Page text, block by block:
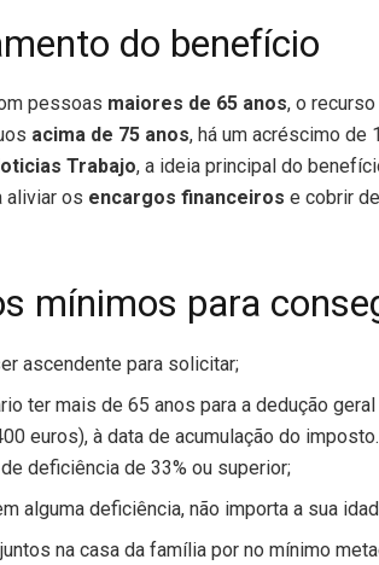
do benefício
pessoas maiores de 65 anos, o
acima de 75 anos, há um acréscimo de
Trabajo, a ideia principal do
aliviar os encargos financeiros e cobrir
mínimos para
ascendente para solicitar;
ter mais de 65 anos para a dedução
euros), à data de acumulação do
deficiência de 33% ou superior;
alguma deficiência, não importa a sua
na casa da família por no mínimo